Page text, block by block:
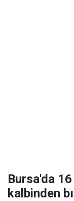
Bursa'da 16
kalbinden